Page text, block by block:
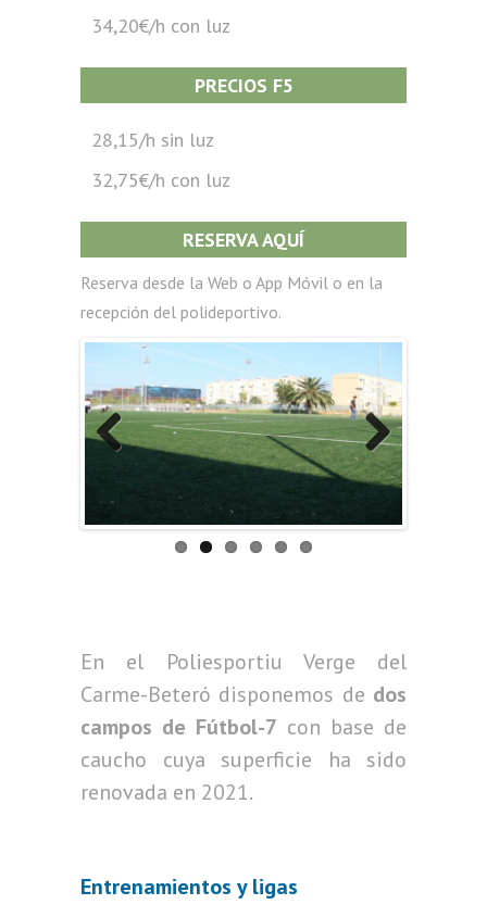
34,20€/h con luz
PRECIOS F5
28,15/h sin luz
32,75€/h con luz
RESERVA AQUÍ
Reserva desde la Web o App Móvil o en la
recepción del polideportivo.
Next
En el Poliesportiu Verge del
Carme-Beteró disponemos de dos
campos de Fútbol-7 con base de
caucho cuya superficie ha sido
renovada en 2021.
Entrenamientos y ligas